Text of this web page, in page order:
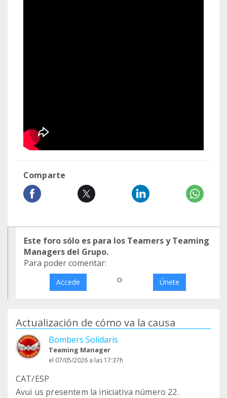
Comparte
Este foro sólo es para los Teamers y Teaming
Managers del Grupo.
Para poder comentar:
Accede o Únete
Actualización de cómo va la causa
Bombers Solidaris
Teaming Manager
el 07/05/2026 a las 17:37h
CAT/ESP
Avui us presentem la iniciativa número 22.